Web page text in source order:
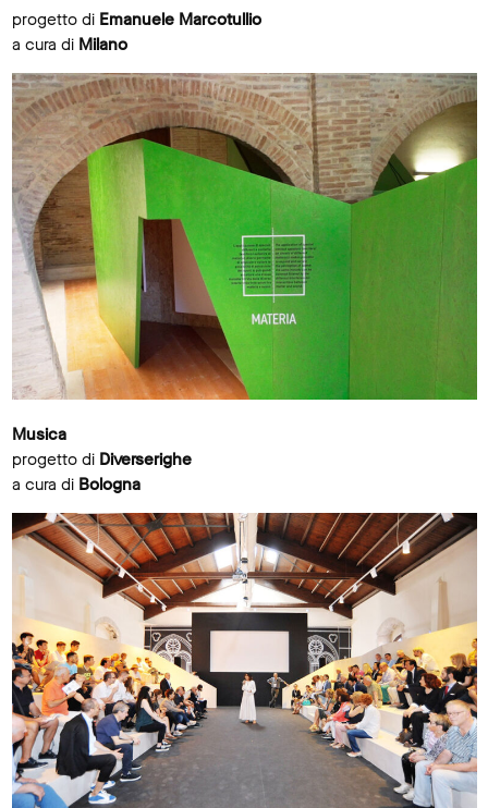
progetto di Emanuele Marcotullio
a cura di Milano
Musica
progetto di Diverserighe
a cura di Bologna